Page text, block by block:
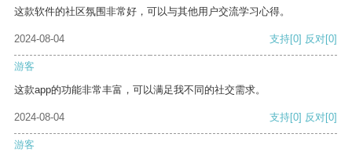
这款软件的社区氛围非常好，可以与其他用户交流学习心得。
2024-08-04 支持[0] 反对[0]
游客
这款app的功能非常丰富，可以满足我不同的社交需求。
2024-08-04 支持[0] 反对[0]
游客